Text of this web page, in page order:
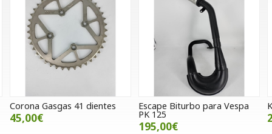
Escape Biturbo para Vespa
PK 125
195,00€
Kit adhesivos Fox Legacy
20,00€